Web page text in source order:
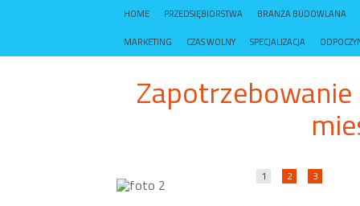
HOME PRZEDSIĘBIORSTWA BRANŻA BUDOWLANA
MARKETING CZAS WOLNY SPECJALIZACJA
1 2 3